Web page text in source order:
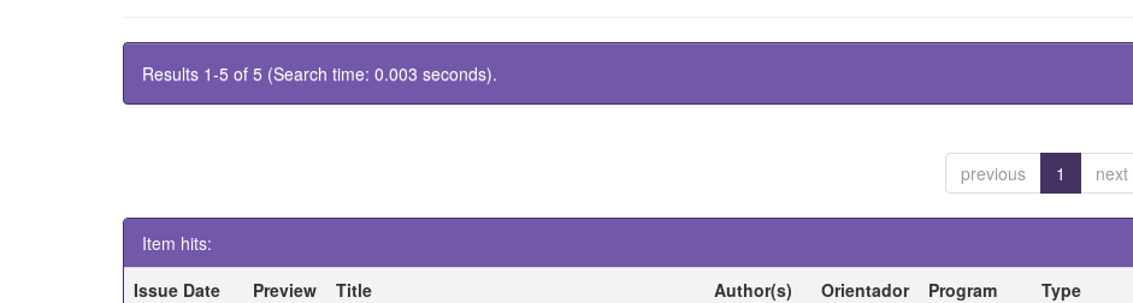
Results 1-5 of 5 (Search time: 0.003 seconds).
previous 1 next
Item hits:
Issue Date
Preview Title Author(s) Orientador Program
Type